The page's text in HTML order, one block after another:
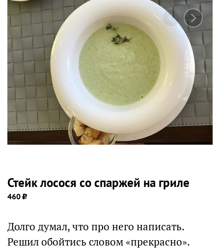
Стейк лосося со спаржей на гриле
460
Долго думал, что про него написать.
Решил обойтись словом «прекрасно».